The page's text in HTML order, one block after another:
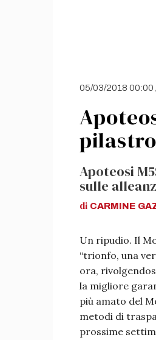
05/03/2018 00:00
Apoteosi
sulle
di CARMINE
Un ripudio. Il
“trionfo, una
ora,
la migliore
più amato del
metodi di
prossime